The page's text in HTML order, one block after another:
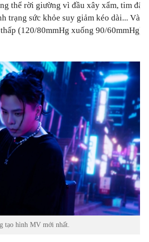
thể rời giường vì đầu xây xẩm, tim đập
trạng sức khỏe suy giảm kéo dài... Vào
(120/80mmHg xuống 90/60mmHg),
tạo hình MV mới nhất.